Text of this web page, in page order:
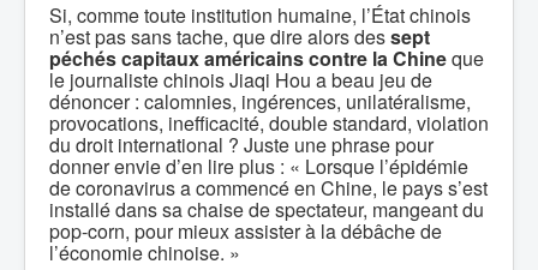
Si, comme toute institution humaine, l’État chinois
n’est pas sans tache, que dire alors dessept
péchés capitauxaméricains contre la Chineque
le journaliste chinois Jiaqi Hou a beau jeu de
dénoncer : calomnies, ingérences, unilatéralisme,
provocations, inefficacité, double standard, violation
du droit international ? Juste une phrase pour
donner envie d’en lire plus : « Lorsque l’épidémie
de coronavirus a commencé en Chine, le pays s’est
installé dans sa chaise de spectateur, mangeant du
pop-corn, pour mieux assister à la débâche de
l’économie chinoise. »